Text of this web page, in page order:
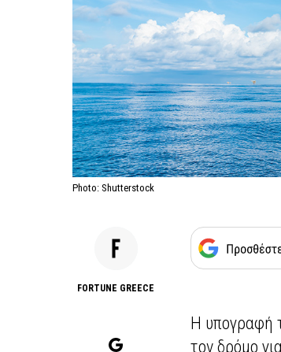
Photo: Shutterstock
FORTUNE GREECE
Η υπογραφή
τον δρόμο